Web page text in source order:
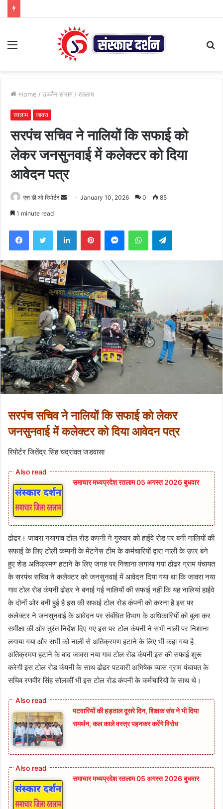
Menu
Home / उज्जैन संभाग / रतलाम
रतलाम जावरा
सरपंच सचिव ने नालियों कि सफाई को
लेकर जनसुनवाई में कलेक्टर को दिया
आवेदन पत्र
एस डी ओ रिपोर्टर
Send January 10, 2026 0 85
1 minute read
FacebookTwitter LinkedInPinterestMessengerWhatsAppTelegram
सरपंच सचिव ने नालियों कि सफाई को लेकर
जनसुनवाई में कलेक्टर को दिया आवेदन पत्र
रिपोर्टर जितेंद्र सिंह चद्रांवत जडवासा
समाचार मध्यप्रदेश रतलाम 05 अगस्त 2026 बुधवार
ढोढर। जावरा नयागांव टोल रोड कपनी ने गुरुवार को हाईवे रोड पर बनी नालियों की
सफाई के लिए टोली कम्पनी के मेंटनेंस टीम के कर्मचारियों द्वारा नाली के उपर बने
हुए शेड अतिक्रमण हटाने के लिए जगह पर निशाना लगाया गया ढोढर ग्राम पंचायत
के सरपंच सचिव ने कलेक्टर को जनसुनवाई में आवेदन दिया गया था कि जावरा नया
गाव टोल रोड कंपनी ढोढर ने बनाई गई नालियों की सफाई नहीं कि यह नालियां हाईवे
के दोनों ओर बनी हुई है इस की सफाई टोल रोड कंपनी को करना है इस पर
कलेक्टर ने जनसुनवाई के आवेदन पर संबंधित विभाग के अधिकारियों को बुला कर
समीक्षा की ओर तुरंत निर्देश दिए गए इस पर टोल कंपनी ने सभी नाली पर निशाना
लगाया गया और सभी को नाली से अतिक्रमण हटाने के लिए भी कहा गया है
अतिक्रमण हटाने के बाद जावरा नया गाव टोल रोड कंपनी इस की सफाई शुरू
करेगी इस टोल रोड कंपनी के साथ ढोढर पटवारी अभिषेक व्यास ग्राम पंचायत के
सचिव रणवीर सिंह सोलकीं भी इस टोल रोड कंपनी के कर्मचारियों के साथ थे।
पटवारियों की हड़ताल दूसरे दिन, शिक्षक संघ ने भी दिया
समर्थन, कल काले वस्त्र पहनकर करेंगे विरोध
समाचार मध्यप्रदेश रतलाम 05 अगस्त 2026 बुधवार